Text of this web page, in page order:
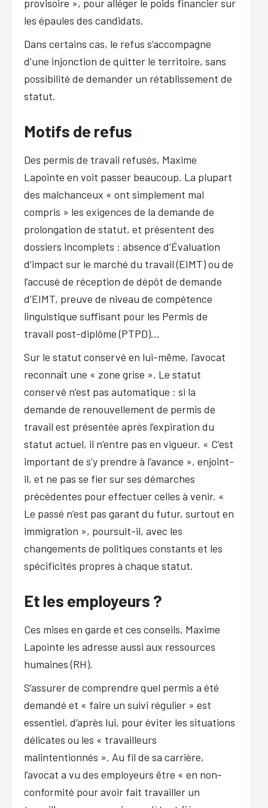
provisoire », pour alléger le poids financier sur
les épaules des candidats.
Dans certains cas, le refus s’accompagne
d’une injonction de quitter le territoire, sans
possibilité de demander un rétablissement de
statut.
Motifs de refus
Des permis de travail refusés, Maxime
Lapointe en voit passer beaucoup. La plupart
des malchanceux « ont simplement mal
compris » les exigences de la demande de
prolongation de statut, et présentent des
dossiers incomplets : absence d’Évaluation
d’impact sur le marché du travail (EIMT) ou de
l’accusé de réception de dépôt de demande
d’EIMT, preuve de niveau de compétence
linguistique suffisant pour les Permis de
travail post-diplôme (PTPD)…
Sur le statut conservé en lui-même, l’avocat
reconnaît une « zone grise ». Le statut
conservé n’est pas automatique : si la
demande de renouvellement de permis de
travail est présentée après l’expiration du
statut actuel, il n’entre pas en vigueur. « C’est
important de s’y prendre à l’avance », enjoint-
il, et ne pas se fier sur ses démarches
précédentes pour effectuer celles à venir. «
Le passé n’est pas garant du futur, surtout en
immigration », poursuit-il, avec les
changements de politiques constants et les
spécificités propres à chaque statut.
Et les employeurs ?
Ces mises en garde et ces conseils, Maxime
Lapointe les adresse aussi aux ressources
humaines (RH).
S’assurer de comprendre quel permis a été
demandé et « faire un suivi régulier » est
essentiel, d’après lui, pour éviter les situations
délicates ou les « travailleurs
malintentionnés ». Au fil de sa carrière,
l’avocat a vu des employeurs être « en non-
conformité pour avoir fait travailler un